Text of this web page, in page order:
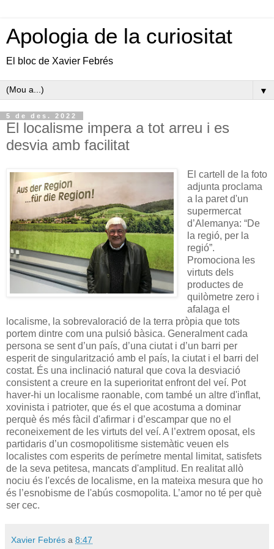
Apologia de la curiositat
El bloc de Xavier Febrés
▼
5 de des. 2022
El localisme impera a tot arreu i es
desvia amb facilitat
El cartell de la foto
adjunta proclama
a la paret d'un
supermercat
d’Alemanya: “De
la regió, per la
regió”.
Promociona les
virtuts dels
productes de
quilòmetre zero i
afalaga el
localisme, la sobrevaloració de la terra pròpia que tots
portem dintre com una pulsió bàsica. Generalment cada
persona se sent d’un país, d’una ciutat i d’un barri per
esperit de singularització amb el país, la ciutat i el barri del
costat. És una inclinació natural que cova la desviació
consistent a creure en la superioritat enfront del veí. Pot
haver-hi un localisme raonable, com també un altre d'inflat,
xovinista i patrioter, que és el que acostuma a dominar
perquè és més fàcil d'afirmar i d’escampar que no el
reconeixement de les virtuts del veí. A l’extrem oposat, els
partidaris d’un cosmopolitisme sistemàtic veuen els
localistes com esperits de perímetre mental limitat, satisfets
de la seva petitesa, mancats d'amplitud. En realitat allò
nociu és l'excés de localisme, en la mateixa mesura que ho
és l’esnobisme de l'abús cosmopolita. L’amor no té per què
ser cec.
Xavier Febrés a 8:47